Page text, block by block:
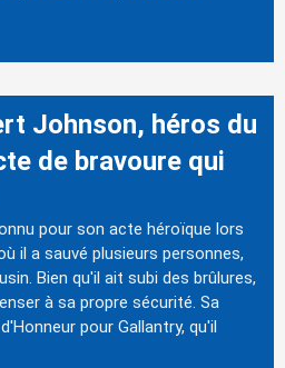
Johnson, héros du
de bravoure qui
pour son acte héroïque lors
il a sauvé plusieurs personnes,
Bien qu'il ait subi des brûlures,
à sa propre sécurité. Sa
pour Gallantry, qu'il